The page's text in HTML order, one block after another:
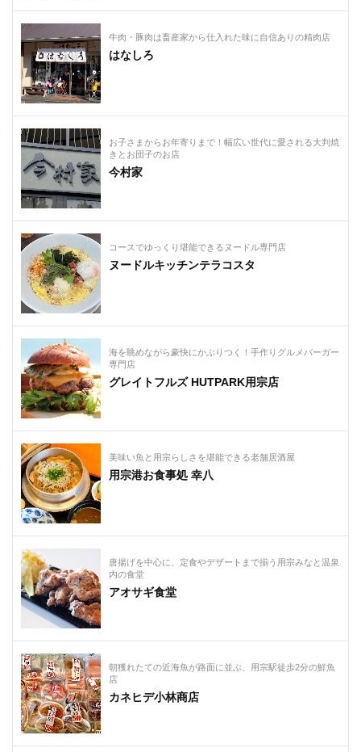
牛肉・豚肉は畜産家から仕入れた味に自信ありの精肉店
はなしろ
お子さまからお年寄りまで！幅広い世代に愛される大判焼
きとお団子のお店
今村家
コースでゆっくり堪能できるヌードル専門店
ヌードルキッチンテラコスタ
海を眺めながら豪快にかぶりつく！手作りグルメバーガー
専門店
グレイトフルズ HUTPARK用宗店
美味い魚と用宗らしさを堪能できる老舗居酒屋
用宗港お食事処 幸八
唐揚げを中心に、定食やデザートまで揃う用宗みなと温泉
内の食堂
アオサギ食堂
朝獲れたての近海魚が路面に並ぶ、用宗駅徒歩2分の鮮魚
店
カネヒデ小林商店